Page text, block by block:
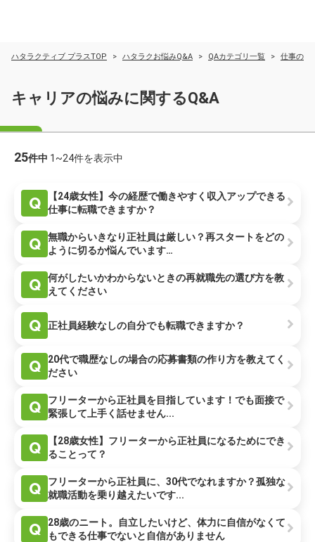
ハタラクティブ プラスTOP ハタラクお悩みQ&A QAカテゴリ一覧 仕事の悩
キャリアの悩みに関するQ&A
25件中 1~24件を表示中
Q
【24歳女性】今の経歴で働きやすく収入アップできる
仕事に転職できますか？
Q
無職からいきなり正社員は厳しい？再スタートをどの
ように切るか悩んでいます…
Q
何がしたいかわからないときの再就職先の選び方を教
えてください
Q 正社員経験なしの自分でも転職できますか？
Q
20代で職歴なしの場合の応募書類の作り方を教えてく
ださい
Q
フリーターから正社員を目指しています！でも面接で
緊張して上手く話せません...
Q
【28歳女性】フリーターから正社員になるためにでき
ることって？
Q
フリーターから正社員に、30代でなれますか？孤独な
就職活動を乗り越えたいです...
Q
28歳のニート。自立したいけど、体力に自信がなくて
もできる仕事でないと自信がありません